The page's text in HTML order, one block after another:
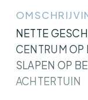
NETTE
CENTRUM OP
SLAPEN OP
ACHTERTUIN